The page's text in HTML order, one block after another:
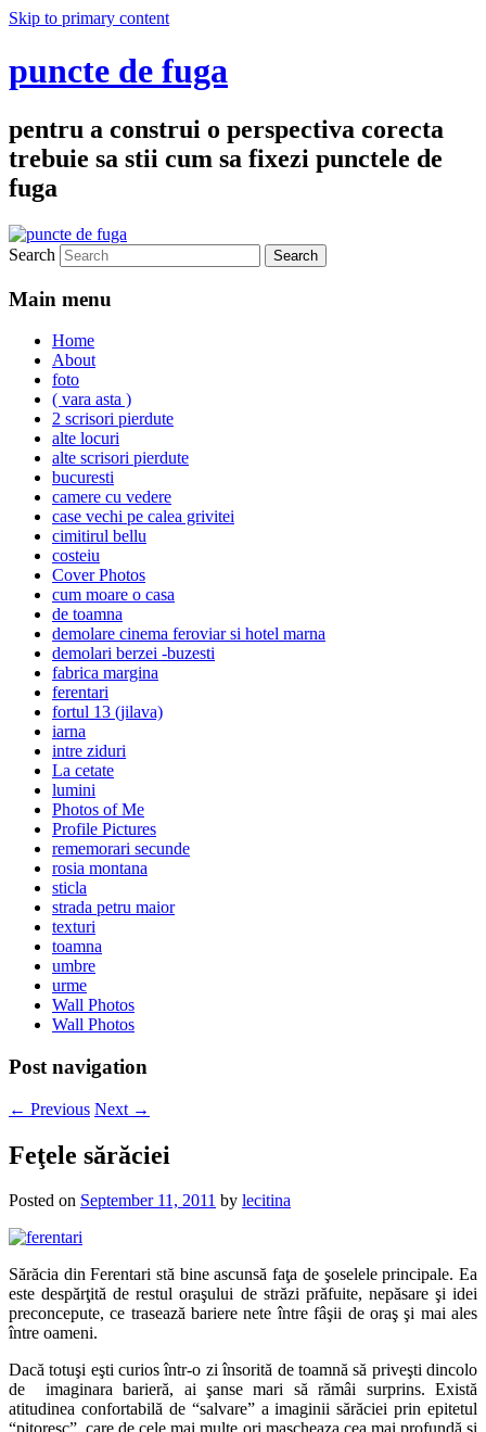
Skip to primary content
puncte de fuga
pentru a construi o perspectiva corecta
trebuie sa stii cum sa fixezi punctele de
fuga
Search
Main menu
Home
About
foto
( vara asta )
2 scrisori pierdute
alte locuri
alte scrisori pierdute
bucuresti
camere cu vedere
case vechi pe calea grivitei
cimitirul bellu
costeiu
Cover Photos
cum moare o casa
de toamna
demolare cinema feroviar si hotel marna
demolari berzei -buzesti
fabrica margina
ferentari
fortul 13 (jilava)
iarna
intre ziduri
La cetate
lumini
Photos of Me
Profile Pictures
rememorari secunde
rosia montana
sticla
strada petru maior
texturi
toamna
umbre
urme
Wall Photos
Wall Photos
Post navigation
← Previous Next →
Feţele sărăciei
Posted on September 11, 2011 by lecitina
Sărăcia din Ferentari stă bine ascunsă faţa de şoselele principale. Ea
este despărţită de restul oraşului de străzi prăfuite, nepăsare şi idei
preconcepute, ce trasează bariere nete între fâşii de oraş şi mai ales
între oameni.
Dacă totuşi eşti curios într-o zi însorită de toamnă să priveşti dincolo
de imaginara barieră, ai şanse mari să rămâi surprins. Există
atitudinea confortabilă de “salvare” a imaginii sărăciei prin epitetul